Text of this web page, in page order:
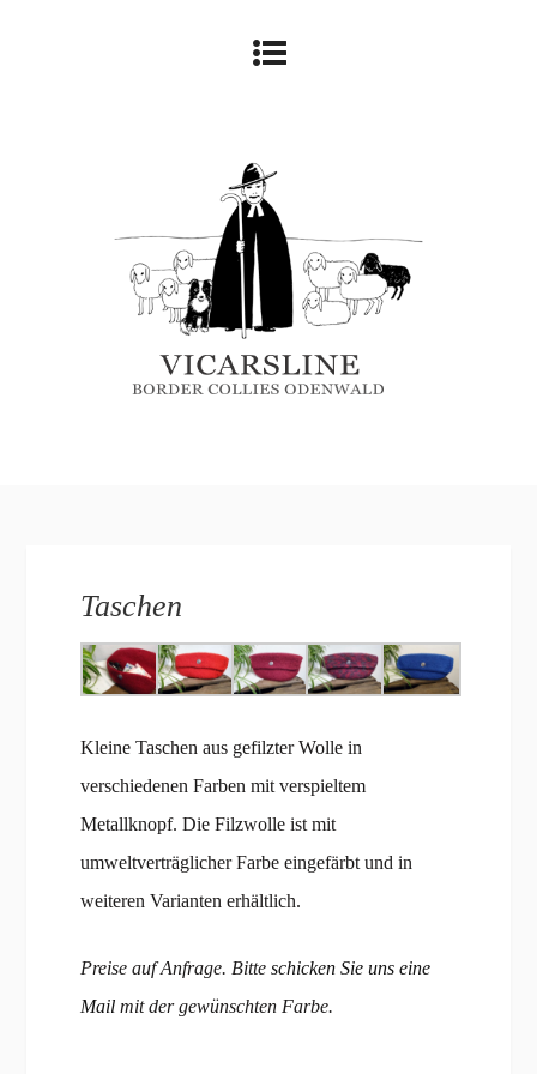
Taschen
Kleine Taschen aus gefilzter Wolle in
verschiedenen Farben mit verspieltem
Metallknopf. Die Filzwolle ist mit
umweltverträglicher Farbe eingefärbt und in
weiteren Varianten erhältlich.
Preise auf Anfrage. Bitteschicken Sie uns eine
Mail mit der gewünschten Farbe.